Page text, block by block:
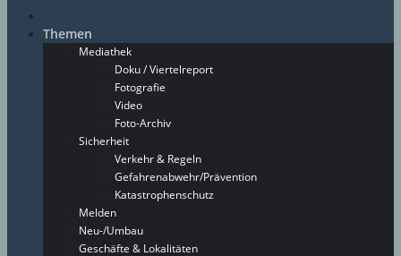
Themen
Mediathek
Doku / Viertelreport
Fotografie
Video
Foto-Archiv
Sicherheit
Verkehr & Regeln
Gefahrenabwehr/Prävention
Katastrophenschutz
Melden
Neu-/Umbau
Geschäfte & Lokalitäten